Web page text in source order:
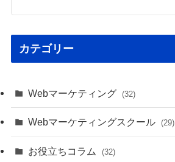
カテゴリー
Webマーケティング (32)
Webマーケティングスクール (29)
お役立ちコラム (32)